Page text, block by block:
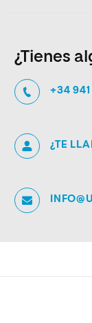
¿Tienes
+34
¿TE